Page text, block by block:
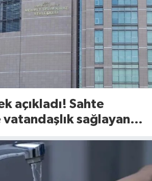
açıkladı! Sahte
sağlayan